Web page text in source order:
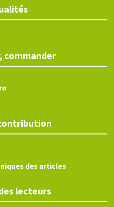
commander
des articles
lecteurs